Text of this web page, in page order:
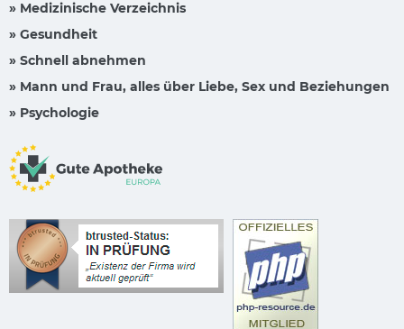
» Medizinische Verzeichnis
» Gesundheit
» Schnell abnehmen
» Mann und Frau, alles über Liebe, Sex und Beziehungen
» Psychologie